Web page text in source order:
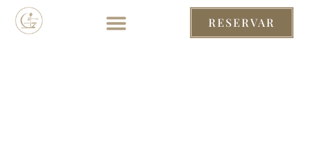
RESERVAR
RESERVAR